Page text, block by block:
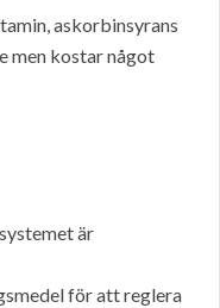
askorbinsyrans
men kostar något
är
för att reglera